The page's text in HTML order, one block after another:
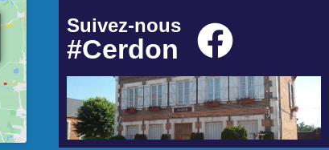
Suivez-nous
#Cerdon